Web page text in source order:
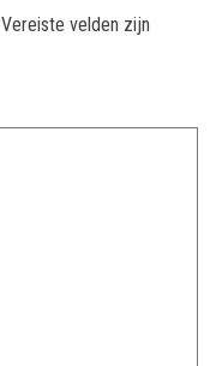
Vereiste velden zijn